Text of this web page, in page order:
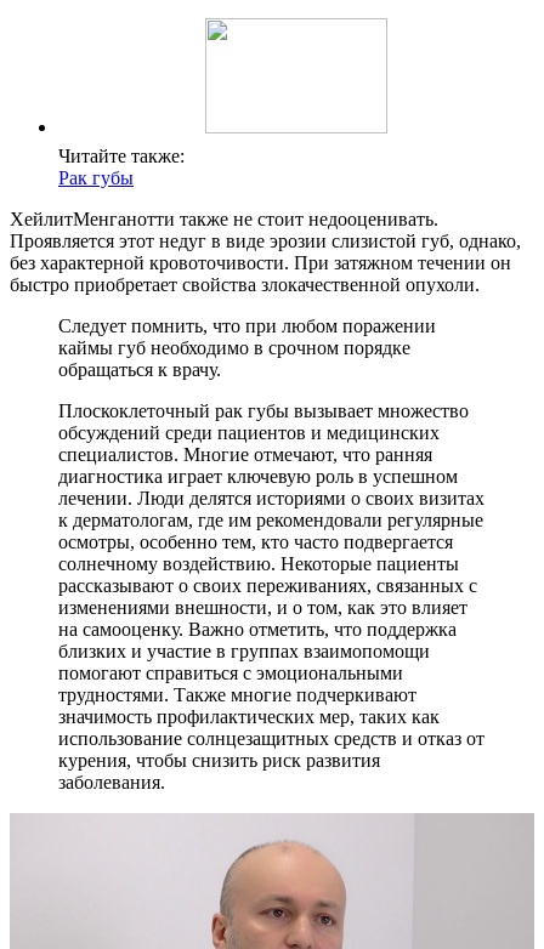
Читайте также:
Рак губы
ХейлитМенганотти также не стоит недооценивать.
Проявляется этот недуг в виде эрозии слизистой губ, однако,
без характерной кровоточивости. При затяжном течении он
быстро приобретает свойства злокачественной опухоли.
Следует помнить, что при любом поражении
каймы губ необходимо в срочном порядке
обращаться к врачу.
Плоскоклеточный рак губы вызывает множество
обсуждений среди пациентов и медицинских
специалистов. Многие отмечают, что ранняя
диагностика играет ключевую роль в успешном
лечении. Люди делятся историями о своих визитах
к дерматологам, где им рекомендовали регулярные
осмотры, особенно тем, кто часто подвергается
солнечному воздействию. Некоторые пациенты
рассказывают о своих переживаниях, связанных с
изменениями внешности, и о том, как это влияет
на самооценку. Важно отметить, что поддержка
близких и участие в группах взаимопомощи
помогают справиться с эмоциональными
трудностями. Также многие подчеркивают
значимость профилактических мер, таких как
использование солнцезащитных средств и отказ от
курения, чтобы снизить риск развития
заболевания.